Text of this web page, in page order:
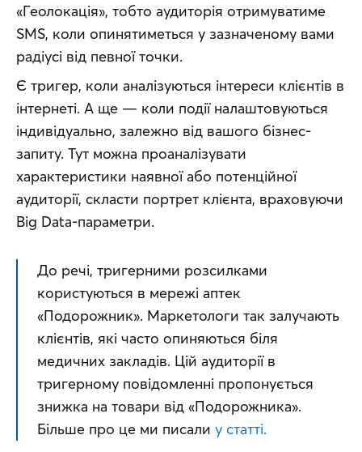
«Геолокація», тобто аудиторія отримуватиме
SMS, коли опинятиметься у зазначеному вами
радіусі від певної точки.
Є тригер, коли аналізуються інтереси клієнтів в
інтернеті. А ще — коли події налаштовуються
індивідуально, залежно від вашого бізнес-
запиту. Тут можна проаналізувати
характеристики наявної або потенційної
аудиторії, скласти портрет клієнта, враховуючи
Big Data-параметри.
До речі, тригерними розсилками
користуються в мережі аптек
«Подорожник». Маркетологи так залучають
клієнтів, які часто опиняються біля
медичних закладів. Цій аудиторії в
тригерному повідомленні пропонується
знижка на товари від «Подорожника».
Більше про це ми писали у статті.